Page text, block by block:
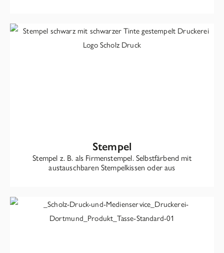
Stempel
Stempel z. B. als Firmenstempel. Selbstfärbend mit
austauschbaren Stempelkissen oder aus